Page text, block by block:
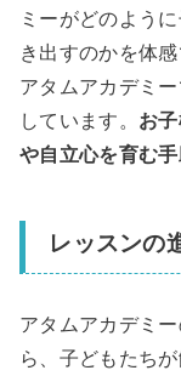
ミーがどのよう
き出すのかを体感
アタムアカデミ
しています。 お
や自立心を育む
レッスンの
アタムアカデミ
ら、子どもたち